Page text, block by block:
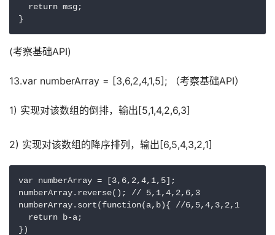
  return msg;
}
(考察基础API)
13.var numberArray = [3,6,2,4,1,5]; （考察基础API）
1) 实现对该数组的倒排，输出[5,1,4,2,6,3]
2) 实现对该数组的降序排列，输出[6,5,4,3,2,1]
var numberArray = [3,6,2,4,1,5];
numberArray.reverse(); // 5,1,4,2,6,3
numberArray.sort(function(a,b){ //6,5,4,3,2,1
  return b-a;
})